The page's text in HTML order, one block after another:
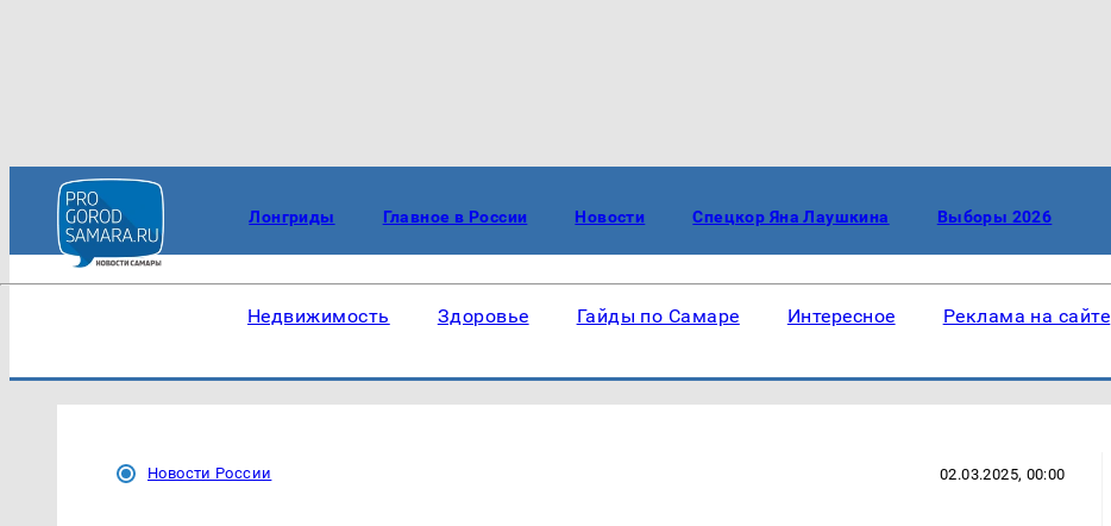
Лонгриды Главное в России Новости Спецкор Яна Лаушкина Выборы 2026
Недвижимость Здоровье Гайды по Самаре Интересное Реклама на сайте
Новости России 02.03.2025, 00:00